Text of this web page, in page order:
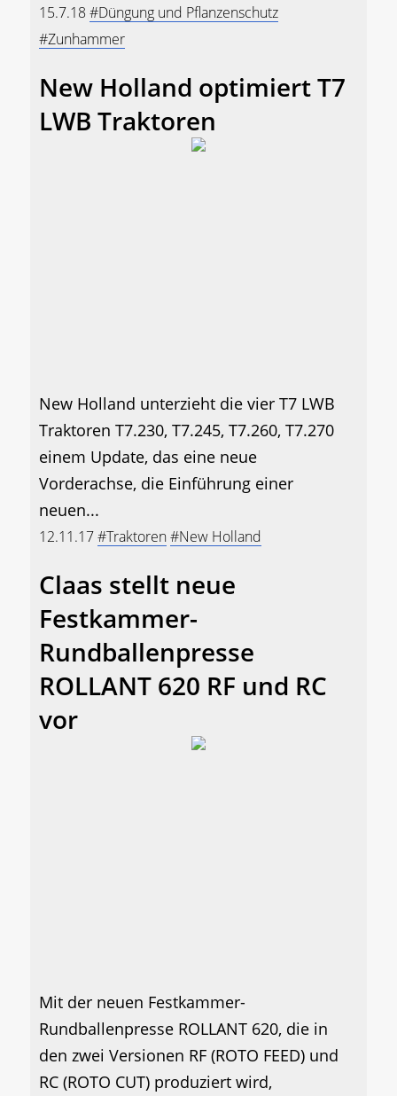
15.7.18#Düngung und Pflanzenschutz
#Zunhammer
New Holland optimiert T7
LWB Traktoren
New Holland unterzieht die vier T7 LWB
Traktoren T7.230, T7.245, T7.260, T7.270
einem Update, das eine neue
Vorderachse, die Einführung einer
neuen...
12.11.17#Traktoren#New Holland
Claas stellt neue
Festkammer-
Rundballenpresse
ROLLANT 620 RF und RC
vor
Mit der neuen Festkammer-
Rundballenpresse ROLLANT 620, die in
den zwei Versionen RF (ROTO FEED) und
RC (ROTO CUT) produziert wird,